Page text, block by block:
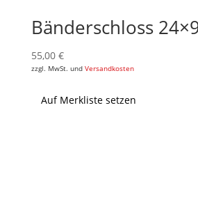
Bänderschloss
55,00 €
zzgl. MwSt. und Versandkosten
Auf Merkliste setzen